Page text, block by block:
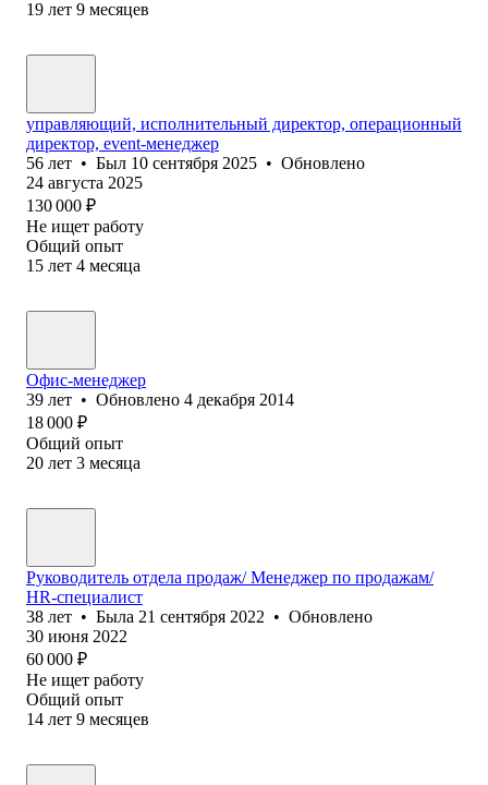
19 лет 9 месяцев
управляющий, исполнительный директор, операционный
директор, event-менеджер
56 лет • Был 10 сентября 2025 • Обновлено
24 августа 2025
130 000 ₽
Не ищет работу
Общий опыт
15 лет 4 месяца
Офис-менеджер
39 лет • Обновлено 4 декабря 2014
18 000 ₽
Общий опыт
20 лет 3 месяца
Руководитель отдела продаж/ Менеджер по продажам/
HR-специалист
38 лет • Была 21 сентября 2022 • Обновлено
30 июня 2022
60 000 ₽
Не ищет работу
Общий опыт
14 лет 9 месяцев